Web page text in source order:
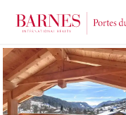
EXCLUSIVITÉ OFFRE